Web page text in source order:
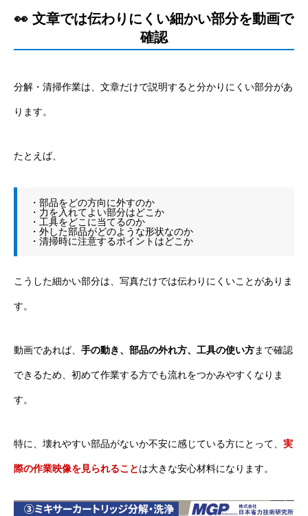
👀 文章では伝わりにくい細かい部分を動画で
確認
分解・清掃作業は、文章だけで説明すると分かりにくい部分があ
ります。
たとえば、
・部品をどの方向に外すのか
・力を入れてよい部分はどこか
・工具をどこに当てるのか
・外した部品がどのような形状なのか
・清掃時に注意するポイントはどこか
こうした細かい部分は、写真だけでは伝わりにくいことがありま
す。
動画であれば、 手の動き、部品の外れ方、工具の使い方まで確認
できるため、初めて作業する方でも流れをつかみやすくなりま
す。
特に、壊れやすい部品がないか不安に感じている方にとって、 実
際の作業映像を見られることは大きな安心材料になります。